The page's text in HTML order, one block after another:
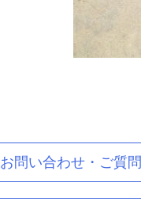
お問い合わせ・ご質問